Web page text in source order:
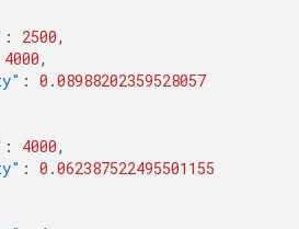
: 2500,
4000,
: 0.08988202359528057
: 4000,
: 0.062387522495501155